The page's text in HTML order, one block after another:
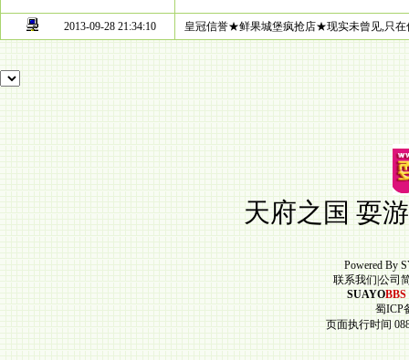
2013-09-28 21:34:10 皇冠信誉★鲜果城堡疯抢店★现实未曾见,只在
天府之国 耍
Powered By
联系我们 公司
SUAYOBBS
蜀ICP
页面执行时间